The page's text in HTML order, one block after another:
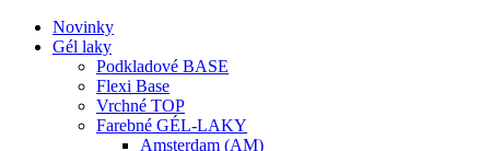
Novinky
Gél laky
Podkladové BASE
Flexi Base
Vrchné TOP
Farebné GÉL-LAKY
Amsterdam (AM)